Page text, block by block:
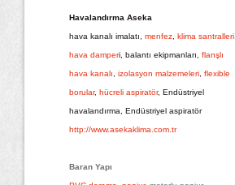
Havalandırma Aseka
hava kanalı imalatı, menfez, klima santralleri,
hava damperi, balantı ekipmanları, flanşlı
hava kanalı izolasyon malzemeleri, flexible
borular, hücreli aspiratör, Endüstriyel
havalandırma, Endüstriyel aspiratör
http://www.asekaklima.com.tr
Baran Yapı